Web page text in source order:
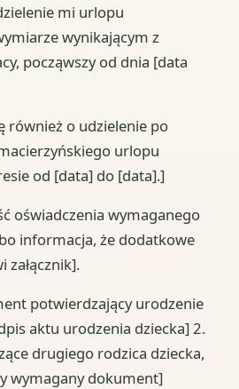
mi urlopu
wynikającym z
począwszy od dnia [data
również o udzielenie po
urlopu
od [data] do [data].]
oświadczenia wymaganego
informacja, że dodatkowe
załącznik].
potwierdzający urodzenie
aktu urodzenia dziecka] 2.
drugiego rodzica dziecka,
wymagany dokument]